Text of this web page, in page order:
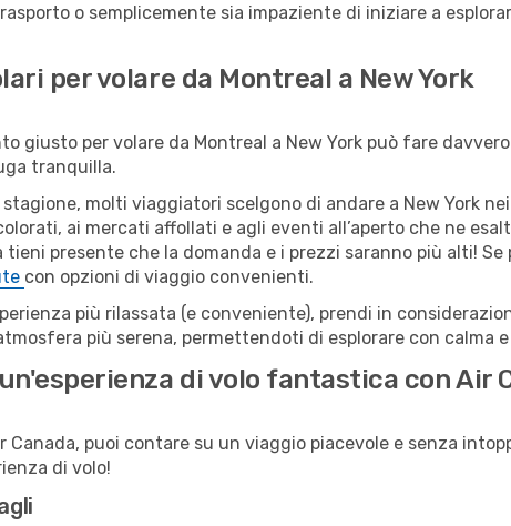
o semplicemente sia impaziente di iniziare a
per volare da Montreal a New York
giusto per volare da Montreal a New York può fare
tranquilla.
molti viaggiatori scelgono di andare a New York
ai mercati affollati e agli eventi all’aperto che ne
tieni presente che la domanda e i prezzi saranno più alti!
con opzioni di viaggio convenienti.
più rilassata (e conveniente), prendi in
più serena, permettendoti di esplorare con calma
di volo fantastica con Air
Canada, puoi contare su un viaggio piacevole e senza
di volo!